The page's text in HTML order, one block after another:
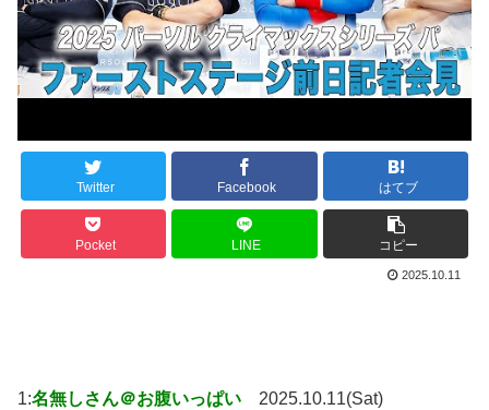
Twitter Facebook はてブ
Pocket LINE コピー
2025.10.11
1:名無しさん＠お腹いっぱい 2025.10.11(Sat)